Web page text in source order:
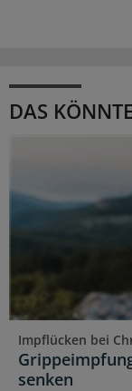
DAS
Impflücken bei
senken